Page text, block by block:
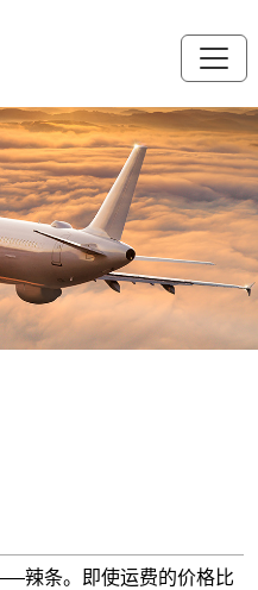
辣条。即使运费的价格比